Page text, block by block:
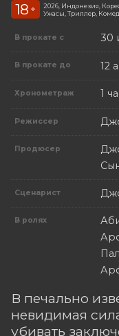
18 +
2026, Индонезия,
Ужасы, Триллер,
В прокате с 30
В прокате до 12
Хронометраж 1
Режиссер
Продюсер
Сценарист
В ролях
В печально
невидимая
убивать